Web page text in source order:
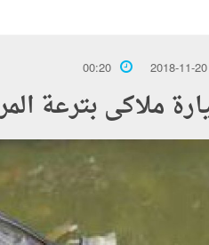
2018-11-20
00:20
ملاكى بترعة